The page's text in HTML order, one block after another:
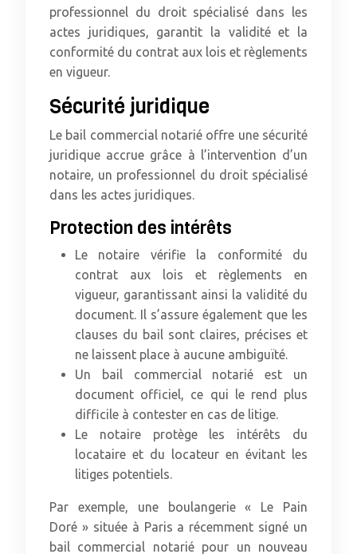
professionnel du droit spécialisé dans les
actes juridiques, garantit la validité et la
conformité du contrat aux lois et règlements
en vigueur.
Sécurité juridique
Le bail commercial notarié offre une sécurité
juridique accrue grâce à l’intervention d’un
notaire, un professionnel du droit spécialisé
dans les actes juridiques.
Protection des intérêts
Le notaire vérifie la conformité du
contrat aux lois et règlements en
vigueur, garantissant ainsi la validité du
document. Il s’assure également que les
clauses du bail sont claires, précises et
ne laissent place à aucune ambiguïté.
Un bail commercial notarié est un
document officiel, ce qui le rend plus
difficile à contester en cas de litige.
Le notaire protège les intérêts du
locataire et du locateur en évitant les
litiges potentiels.
Par exemple, une boulangerie « Le Pain
Doré » située à Paris a récemment signé un
bail commercial notarié pour un nouveau